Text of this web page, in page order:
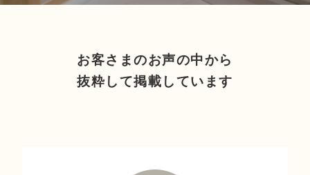
お客さまのお声の中から
抜粋して掲載しています